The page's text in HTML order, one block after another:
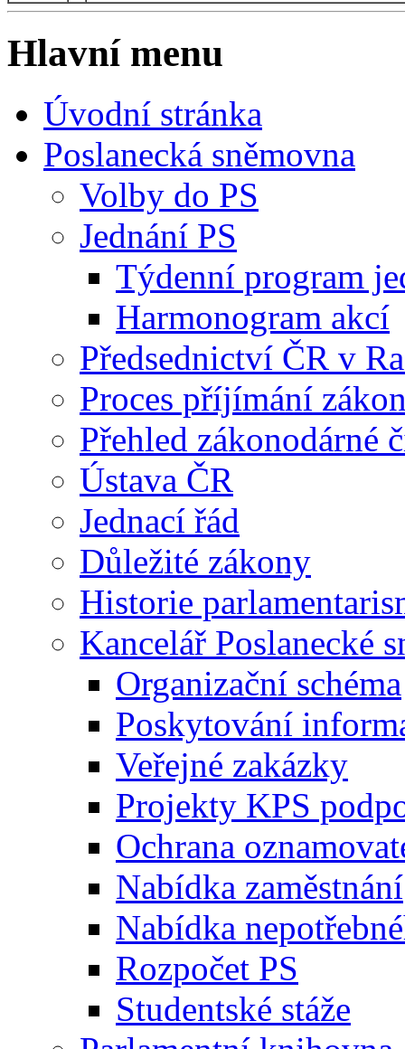
Hlavní menu
Úvodní stránka
Poslanecká sněmovna
Volby do PS
Jednání PS
Týdenní program
Harmonogram akcí
Předsednictví ČR v
Proces příjímání
Přehled zákonodárné
Ústava ČR
Jednací řád
Důležité zákony
Historie
Kancelář Poslanecké
Organizační schéma
Poskytování
Veřejné zakázky
Projekty KPS
Ochrana
Nabídka zaměstnání
Nabídka
Rozpočet PS
Studentské stáže